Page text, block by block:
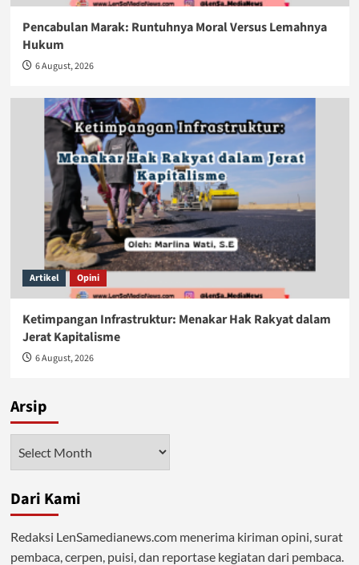
Pencabulan Marak: Runtuhnya Moral Versus Lemahnya
Hukum
6 August, 2026
Artikel Opini
Ketimpangan Infrastruktur: Menakar Hak Rakyat dalam
Jerat Kapitalisme
6 August, 2026
Arsip
Dari Kami
Redaksi LenSamedianews.com menerima kiriman opini, surat
pembaca, cerpen, puisi, dan reportase kegiatan dari pembaca.